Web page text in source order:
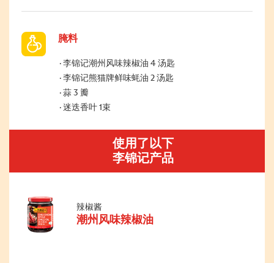
腌料
李锦记潮州风味辣椒油 4 汤匙
李锦记熊猫牌鲜味蚝油 2 汤匙
蒜 3 瓣
迷迭香叶 1束
使用了以下
李锦记产品
辣椒酱
潮州风味辣椒油